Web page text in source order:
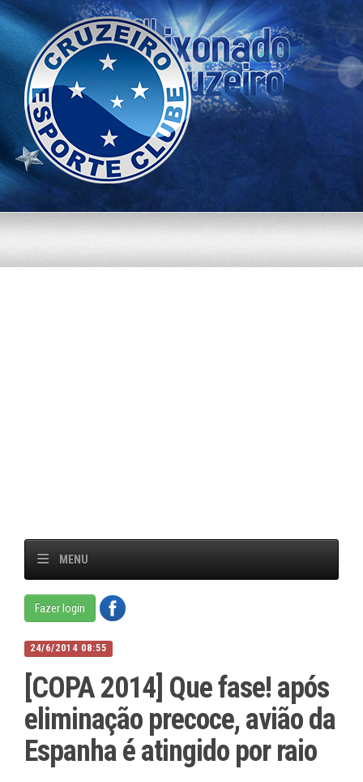
MENU
Fazer login
24/6/2014 08:55
[COPA 2014] Que fase! após
eliminação precoce, avião da
Espanha é atingido por raio